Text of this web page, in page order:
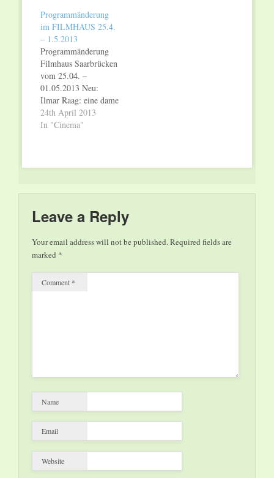
jah (teilw. OmU) Do
21.00, Fr – So 20.30,
Mo 18.30, Di 20.30,
Mi 19.15 Uhr;
Gabriela Pichler: eat
sleep die (OmU) Do –
Sa…
Programmänderung
im FILMHAUS 25.4.
– 1.5.2013
Programmänderung
Filmhaus Saarbrücken
vom 25.04. –
01.05.2013 Neu:
Ilmar Raag: eine dame
in paris Do – Mi
20.00 Uhr; Claudia
diplomat stéphane
hessel Fr – So 21.00,
24th April 2013
In "Cinema"
Leave a Reply
Your email address will not be published.Required fields are
marked *
Comment *
Name
Email
Website